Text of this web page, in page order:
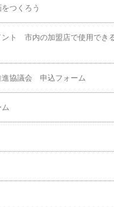
つくろう
ント 市内の加盟店で使用でき
進協議会 申込フォーム